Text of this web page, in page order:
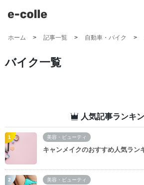
ホーム 記事一覧 自動車・バイク
バイク一覧
人気記事ランキ
美容・ビューティ
キャンメイクのおすすめ人気ラン
美容・ビューティ